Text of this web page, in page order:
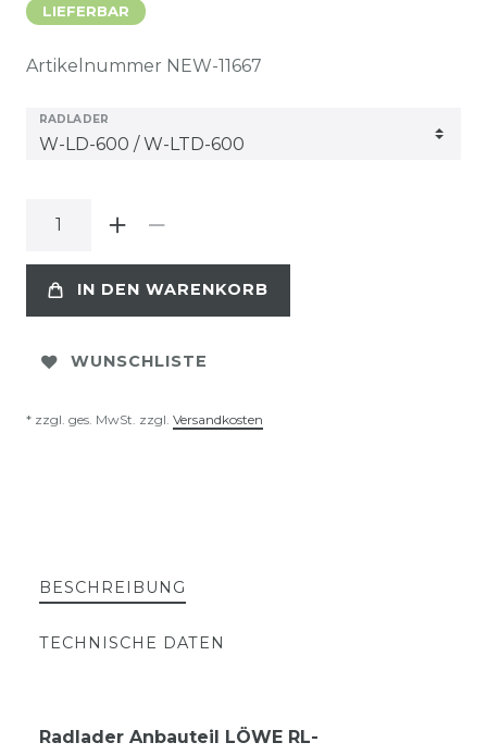
LIEFERBAR
Artikelnummer NEW-11667
RADLADER
IN DEN WARENKORB
WUNSCHLISTE
* zzgl. ges. MwSt. zzgl. Versandkosten
BESCHREIBUNG
TECHNISCHE DATEN
Radlader Anbauteil LÖWE RL-